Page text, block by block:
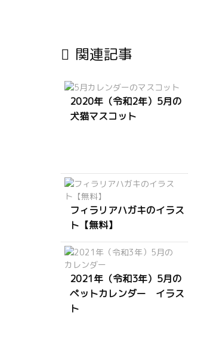
 関連記事
2020年（令和2年）5月の
犬猫マスコット
フィラリアハガキのイラス
ト【無料】
2021年（令和3年）5月の
ペットカレンダー イラス
ト